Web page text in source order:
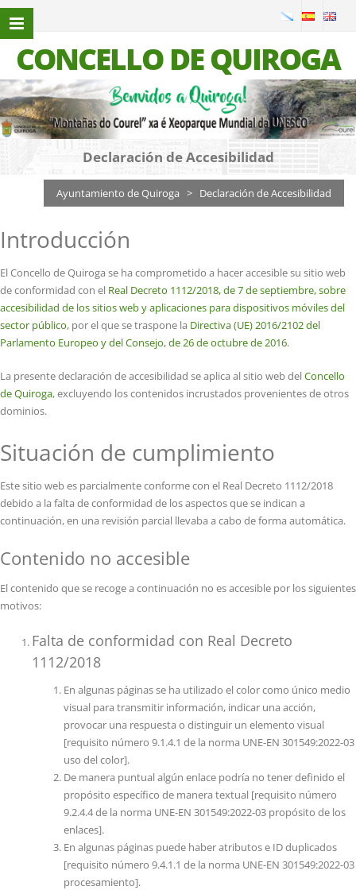
CONCELLO DE QUIROGA
Declaración de Accesibilidad
Ayuntamiento de Quiroga > Declaración de Accesibilidad
Introducción
El Concello de Quiroga se ha comprometido a hacer accesible su sitio web
de conformidad con el Real Decreto 1112/2018, de 7 de septiembre, sobre
accesibilidad de los sitios web y aplicaciones para dispositivos móviles del
sector público, por el que se traspone la Directiva (UE) 2016/2102 del
Parlamento Europeo y del Consejo, de 26 de octubre de 2016.
La presente declaración de accesibilidad se aplica al sitio web delConcello
de Quiroga, excluyendo los contenidos incrustados provenientes de otros
dominios.
Situación de cumplimiento
Este sitio web es parcialmente conforme con el Real Decreto 1112/2018
debido a la falta de conformidad de los aspectos que se indican a
continuación, en una revisión parcial llevaba a cabo de forma automática.
Contenido no accesible
El contenido que se recoge a continuación no es accesible por los siguientes
motivos:
Falta de conformidad con Real Decreto
1112/2018
En algunas páginas se ha utilizado el color como único medio
visual para transmitir información, indicar una acción,
provocar una respuesta o distinguir un elemento visual
[requisito número 9.1.4.1 de la norma UNE-EN 301549:2022-03
uso del color].
De manera puntual algún enlace podría no tener definido el
propósito específico de manera textual [requisito número
9.2.4.4 de la norma UNE-EN 301549:2022-03 propósito de los
enlaces].
En algunas páginas puede haber atributos e ID duplicados
[requisito número 9.4.1.1 de la norma UNE-EN 301549:2022-03
procesamiento].